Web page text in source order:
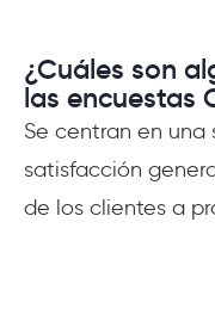
¿Cuáles son
las encuestas
Se centran en
satisfacción
de los clientes a